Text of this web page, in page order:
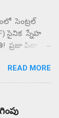
న్యాయం జరిగే
సెంట్రల్
సైనిక స్నేహ
ప్రజా పితా
అనుభూతి
లో ఉన్న 70
READ MORE